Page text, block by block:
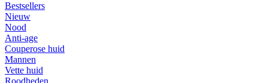
Bestsellers
Nieuw
Nood
Anti-age
Couperose huid
Mannen
Vette huid
Roodheden